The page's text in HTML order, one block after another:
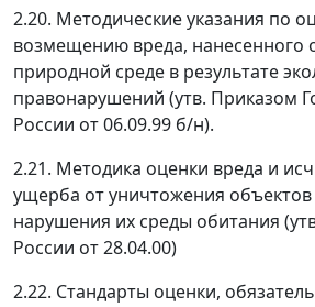
2.20. Методические указания по
возмещению вреда,
природной среде в результате
правонарушений (утв. Приказом
России от 06.09.99 б/н).
2.21. Методика оценки вреда и
ущерба от уничтожения
нарушения их среды обитания
России от 28.04.00)
2.22. Стандарты оценки,